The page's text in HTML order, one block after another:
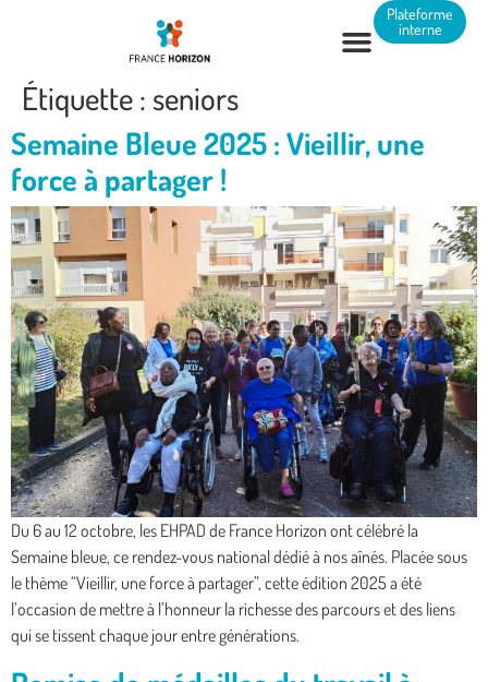
Plateforme
interne
Étiquette : seniors
Semaine Bleue 2025 : Vieillir, une
force à partager !
Du 6 au 12 octobre, les EHPAD de France Horizon ont célébré la
Semaine bleue, ce rendez-vous national dédié à nos aînés. Placée sous
le thème “Vieillir, une force à partager”, cette édition 2025 a été
l’occasion de mettre à l’honneur la richesse des parcours et des liens
qui se tissent chaque jour entre générations.